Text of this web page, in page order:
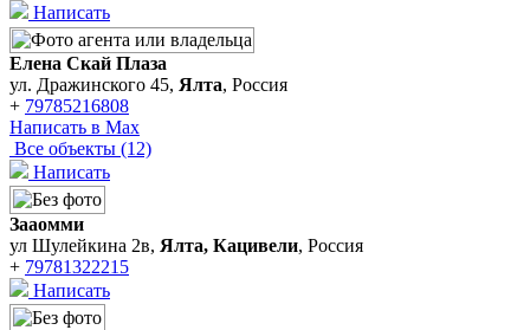
Написать
Елена Скай Плаза
ул. Дражинского 45, Ялта, Россия
+ 79785216808
Написать в Max
Все объекты (12)
Написать
Зааомми
ул Шулейкина 2в, Ялта, Кацивели, Россия
+ 79781322215
Написать